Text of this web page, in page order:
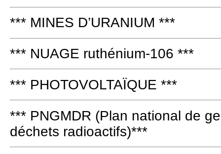
*** MINES D’URANIUM ***
*** NUAGE ruthénium-106 ***
*** PHOTOVOLTAÏQUE ***
*** PNGMDR (Plan national de
déchets radioactifs)***